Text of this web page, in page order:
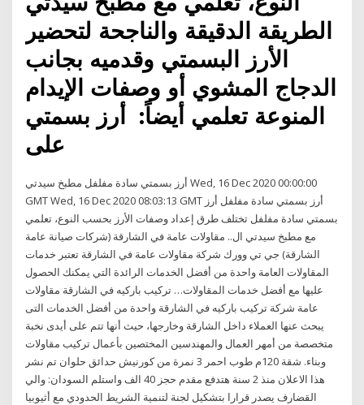
الطريقة الدقيقة والناجحة لتحضير
الأرز البسمتي وقدميه بجانب
الدجاج المشوي أو وصفات الإيدام
المنوعة تعلمي أيضاً: أرز بسمتي
على
أرز بسمتي سادة مفلفل مطبخ سيدتي Wed, 16 Dec 2020 00:00:00
GMT Wed, 16 Dec 2020 08:03:13 GMT أرز بسمتي سادة مفلفل أرز
بسمتي سادة مفلفل تختلف طرق إعداد وصفات الأرز بحسب النوع، تعلمي
مع مطبخ سيدتي ال.. مقاولات عامة في الشارقة (شركات صيانة عامة
الشارقة) جي تي وورك شركة مقاولات عامة في الشارقة تعتبر خدمات
المقاولات العامة واحدة من أفضل الخدمات الرائدة التي يمكنك الحصول
عليها مع أفضل خدمات المقاولات… تركيب باركيه في الشارقة مقاولات
عامة شركة تركيب باركيه في الشارقة واحدة من أفضل الخدمات التى
يبحث عنها العملاء داخل الشارقة وخارجها، حيث أنها تتم على أيدى نخبة
متخصصة من أمهر العمال والمهندسين المختصين بأعمال تركيب مقاولات
وبناء. شقة 120م طوب احمر 3 نمرة من كورنيش حدائق حلوان تم نشر
هذا الاعلان منذ 2 سنة هتدفع مقدم حجز 40 الف واستلم السودان: والي
القضارف يصدر قرارا بتشكيل لجنة لتنمية الشريط الحدودي مع أثيوبيا